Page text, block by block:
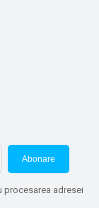
Abonare
procesarea adresei